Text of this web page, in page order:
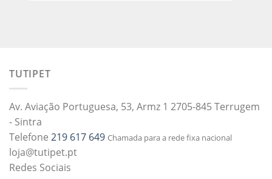
TUTIPET
Av. Aviação Portuguesa, 53, Armz 1 2705-845 Terrugem
- Sintra
Telefone 219 617 649 Chamada para a rede fixa nacional
loja@tutipet.pt
Redes Sociais